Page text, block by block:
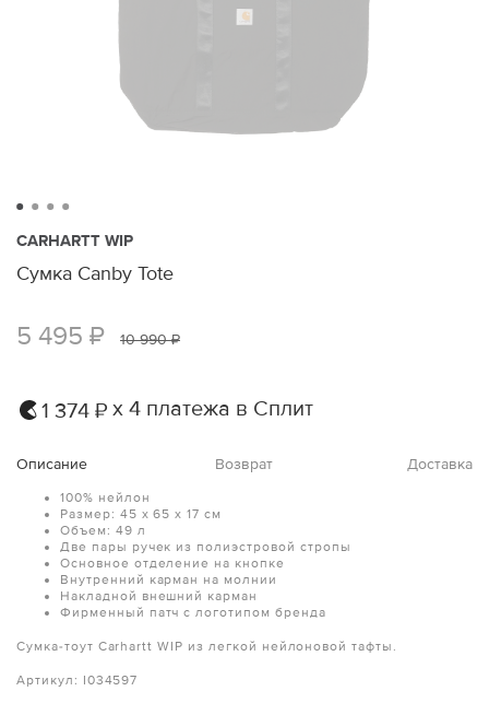
CARHARTT WIP
Сумка Canby Tote
5 495 ₽ 10 990 ₽
1 374 ₽ х 4 платежа в Сплит
Описание Возврат Доставка
100% нейлон
Размер: 45 х 65 х 17 см
Объем: 49 л
Две пары ручек из полиэстровой стропы
Основное отделение на кнопке
Внутренний карман на молнии
Накладной внешний карман
Фирменный патч с логотипом бренда
Сумка-тоут Carhartt WIP из легкой нейлоновой тафты.
Артикул: I034597